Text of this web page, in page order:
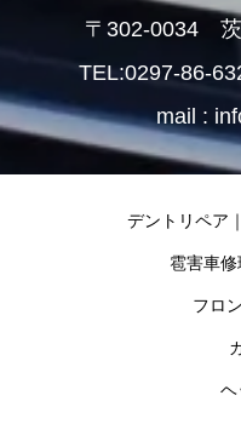
〒302-0034 茨
TEL:0297-86-
mail :
デントリペア
雹害車
フロ
ヘ